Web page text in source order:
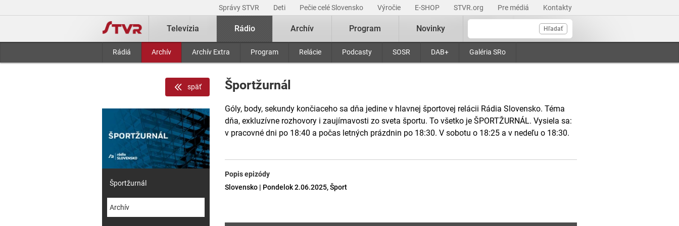
Správy STVR Deti Pečie celé Slovensko Výročie E-SHOP STVR.org Pre médiá Kontakty
Hľadať
Televízia Rádio
Rádiá Archív Archív Extra Program Relácie Podcasty SOSR DAB+ Galéria SRo
Archív Program Novinky
Športžurnál
Góly, body, sekundy končiaceho sa dňa jedine v hlavnej športovej relácii Rádia Slovensko. Téma
dňa, exkluzívne rozhovory i zaujímavosti zo sveta športu. To všetko je ŠPORTŽURNÁL. Vysiela sa:
v pracovné dni po 18:40 a počas letných prázdnin po 18:30. V sobotu o 18:25 a v nedeľu o 18:30.
Popis epizódy
Slovensko | Pondelok 2.06.2025, Šport
späť
Športžurnál
Archív